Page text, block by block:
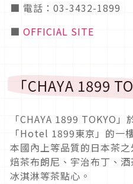
■ 電話：03-3432-1899
■ OFFICIAL SITE
「CHAYA 1899
「CHAYA 1899 TOKYO
「Hotel 1899東京」的一
本國內上等品質的日本茶
焙茶布朗尼、宇治布丁、
冰淇淋等茶點心。